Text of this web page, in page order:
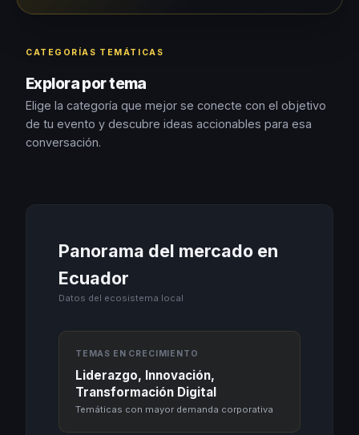
CATEGORÍAS TEMÁTICAS
Explora por tema
Elige la categoría que mejor se conecte con el objetivo
de tu evento y descubre ideas accionables para esa
conversación.
Panorama del mercado en
Ecuador
Datos del ecosistema local
TEMAS EN CRECIMIENTO
Liderazgo, Innovación,
Transformación Digital
Temáticas con mayor demanda corporativa